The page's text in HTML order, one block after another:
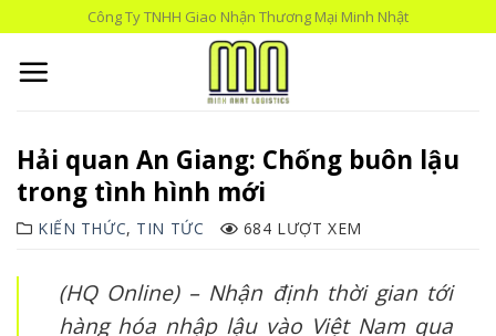
to
content
Công Ty TNHH Giao Nhận Thương Mại Minh Nhật
Hải quan An Giang: Chống buôn lậu
trong tình hình mới
KIẾN THỨC, TIN TỨC 684 LƯỢT XEM
(HQ Online) – Nhận định thời gian tới
hàng hóa nhập lậu vào Việt Nam qua